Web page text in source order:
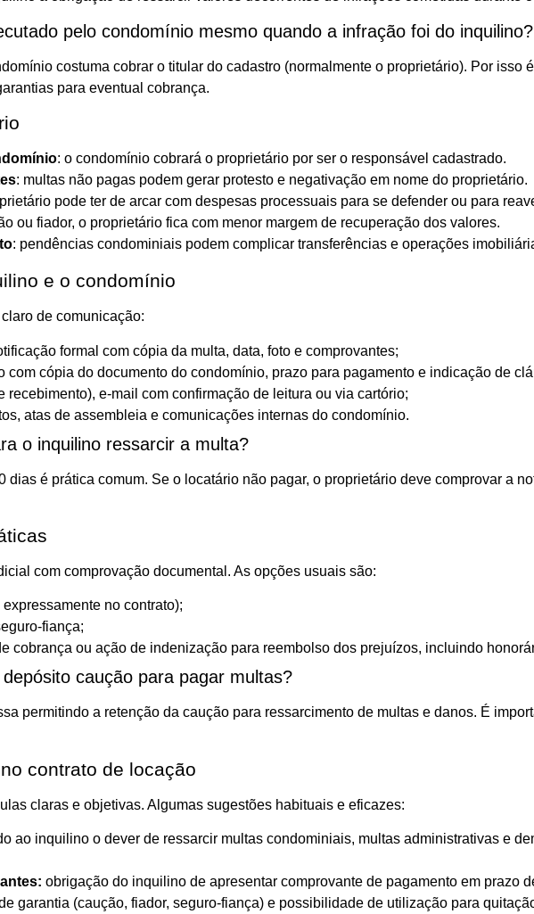
pelo condomínio mesmo quando a infração foi do inquilino?
costuma cobrar o titular do cadastro (normalmente o proprietário). Por isso
para eventual cobrança.
: o condomínio cobrará o proprietário por ser o responsável cadastrado.
: multas não pagas podem gerar protesto e negativação em nome do proprietário.
pode ter de arcar com despesas processuais para se defender ou para
ou fiador, o proprietário fica com menor margem de recuperação dos valores.
: pendências condominiais podem complicar transferências e operações
e o condomínio
de comunicação:
formal com cópia da multa, data, foto e comprovantes;
cópia do documento do condomínio, prazo para pagamento e indicação de
recebimento), e-mail com confirmação de leitura ou via cartório;
atas de assembleia e comunicações internas do condomínio.
o inquilino ressarcir a multa?
dias é prática comum. Se o locatário não pagar, o proprietário deve comprovar a
com comprovação documental. As opções usuais são:
no contrato);
fiança;
cobrança ou ação de indenização para reembolso dos prejuízos, incluindo
caução para pagar multas?
permitindo a retenção da caução para ressarcimento de multas e danos. É
contrato de locação
claras e objetivas. Algumas sugestões habituais e eficazes:
ao inquilino o dever de ressarcir multas condominiais, multas administrativas e
obrigação do inquilino de apresentar comprovante de pagamento em prazo
garantia (caução, fiador, seguro-fiança) e possibilidade de utilização para